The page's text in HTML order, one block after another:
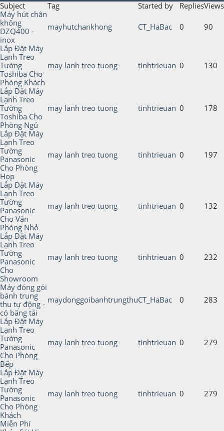
Subject Tag Started by RepliesViews
Máy hút chân
không
DZQ400 -
inox
mayhutchankhong CT_HaBac 0 90
Lắp Đặt Máy
Lạnh Treo
Tường
Toshiba Cho
Phòng Khách
may lanh treo tuong tinhtrieuan 0 130
Lắp Đặt Máy
Lạnh Treo
Tường
Toshiba Cho
Phòng Ngủ
may lanh treo tuong tinhtrieuan 0 178
Lắp Đặt Máy
Lạnh Treo
Tường
Panasonic
Cho Phòng
Họp
may lanh treo tuong tinhtrieuan 0 197
Lắp Đặt Máy
Lạnh Treo
Tường
Panasonic
Cho Văn
Phòng Nhỏ
may lanh treo tuong tinhtrieuan 0 132
Lắp Đặt Máy
Lạnh Treo
Tường
Panasonic
Cho
Showroom
may lanh treo tuong tinhtrieuan 0 232
Máy đóng gói
bánh trung
thu tự động -
có băng tải
maydonggoibanhtrungthuCT_HaBac 0 283
Lắp Đặt Máy
Lạnh Treo
Tường
Panasonic
Cho Phòng
Bếp
may lanh treo tuong tinhtrieuan 0 279
Lắp Đặt Máy
Lạnh Treo
Tường
Panasonic
Cho Phòng
Khách
may lanh treo tuong tinhtrieuan 0 279
Miễn Phí